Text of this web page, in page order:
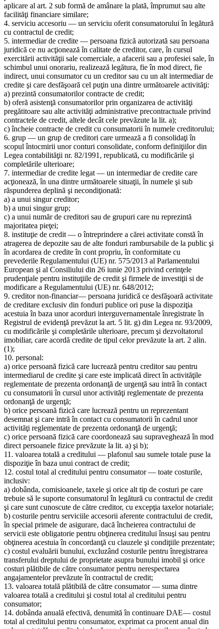
aplicare al art. 2 sub formă de amânare la plată, împrumut sau alte
facilităţi financiare similare;
4. serviciu accesoriu — un serviciu oferit consumatorului în legătură
cu contractul de credit;
5. intermediar de credite — persoana fizică autorizată sau persoana
juridică ce nu acţionează în calitate de creditor, care, în cursul
exercitării activităţii sale comerciale, a afacerii sau a profesiei sale, în
schimbul unui onorariu, realizează legătura, fie în mod direct, fie
indirect, unui consumator cu un creditor sau cu un alt intermediar de
credite şi care desfăşoară cel puţin una dintre următoarele activităţi:
a) prezintă consumatorilor contracte de credit;
b) oferă asistenţă consumatorilor prin organizarea de activităţi
pregătitoare sau alte activităţi administrative precontractuale privind
contractele de credit, altele decât cele prevăzute la lit. a);
c) încheie contracte de credit cu consumatorii în numele creditorului;
6. grup — un grup de creditori care urmează a fi consolidaţi în
scopul întocmirii unor conturi consolidate, conform definiţiilor din
Legea contabilităţii nr. 82/1991, republicată, cu modificările şi
completările ulterioare;
7. intermediar de credite legat — un intermediar de credite care
acţionează, în una dintre următoarele situaţii, în numele şi sub
răspunderea deplină şi necondiţionată:
a) a unui singur creditor;
b) a unui singur grup;
c) a unui număr de creditori sau de grupuri care nu reprezintă
majoritatea pieţei;
8. instituţie de credit — o întreprindere a cărei activitate constă în
atragerea de depozite sau de alte fonduri rambursabile de la public şi
în acordarea de credite în cont propriu, în conformitate cu
prevederile Regulamentului (UE) nr. 575/2013 al Parlamentului
European şi al Consiliului din 26 iunie 2013 privind cerinţele
prudenţiale pentru instituţiile de credit şi firmele de investiţii si de
modificare a Regulamentului (UE) nr. 648/2012;
9. creditor non-financiar— persoana juridică ce desfăşoară activitate
de creditare exclusiv din fonduri publice ori puse la dispoziţia
acestuia în baza unor acorduri interguvernamentale înregistrate în
Registrul de evidenţă prevăzut la art. 5 lit. g) din Legea nr. 93/2009,
cu modificările şi completările ulterioare, precum şi dezvoltatorul
imobiliar, care acordă credite de tipul celor prevăzute la art. 2 alin.
(1);
10. personal:
a) orice persoană fizică care lucrează pentru creditor sau pentru
intermediarul de credite şi care este implicată direct în activităţile
reglementate de prezenta ordonanţă de urgenţă sau intră în contact
cu consumatorii în cursul unor activităţi reglementate de prezenta
ordonanţă de urgenţă;
b) orice persoană fizică care lucrează pentru un reprezentant
desemnat şi care intră în contact cu consumatorii în cadrul unor
activităţi reglementate de prezenta ordonanţă de urgenţă;
c) orice persoană fizică care coordonează sau supraveghează în mod
direct persoanele fizice prevăzute la lit. a) şi b);
11. valoarea totală a creditului — plafonul sau sumele totale puse la
dispoziţie în baza unui contract de credit;
12. costul total al creditului pentru consumator — toate costurile,
inclusiv:
a) dobânda, comisioanele, taxele şi orice alt tip de costuri pe care
trebuie să le suporte consumatorul în legătură cu contractul de credit
şi care sunt cunoscute de către creditor, cu excepţia taxelor notariale;
b) costurile pentru serviciile accesorii aferente contractului de credit,
în special primele de asigurare, dacă încheierea contractului de
servicii este obligatorie pentru obţinerea creditului însuşi sau pentru
obţinerea acestuia în concordanţă cu clauzele şi condiţiile prezentate;
c) costul evaluării bunului, excluzând costurile pentru înregistrarea
transferului dreptului de proprietate asupra bunului imobil şi orice
costuri plătibile de către consumator pentru nerespectarea
angajamentelor prevăzute în contractul de credit;
13. valoarea totală plătibilă de către consumator — suma dintre
valoarea totală a creditului şi costul total al creditului pentru
consumator;
14. dobânda anuală efectivă, denumită în continuare DAE— costul
total al creditului pentru consumator, exprimat ca procent anual din